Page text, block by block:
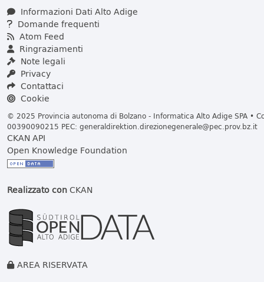
Informazioni Dati Alto Adige
Domande frequenti
Atom Feed
Ringraziamenti
Note legali
Privacy
Contattaci
Cookie
© 2025 Provincia autonoma di Bolzano - Informatica Alto Adige SPA •
00390090215 PEC: generaldirektion.direzionegenerale@pec.prov.bz.it
CKAN API
Open Knowledge Foundation
Realizzato conCKAN
AREA RISERVATA